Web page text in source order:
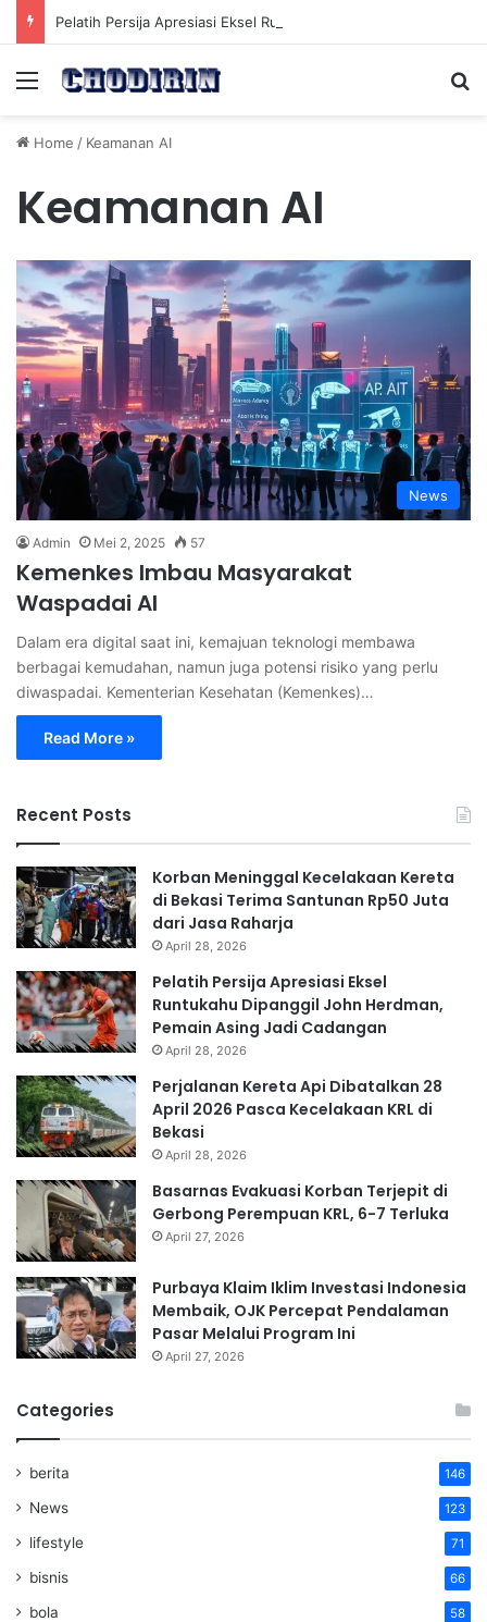
Menu
Home / Keamanan AI
Keamanan AI
News
Admin Mei 2, 2025 57
Kemenkes Imbau Masyarakat
Waspadai AI
Dalam era digital saat ini, kemajuan teknologi membawa
berbagai kemudahan, namun juga potensi risiko yang perlu
diwaspadai. Kementerian Kesehatan (Kemenkes)…
Read More »
Recent Posts
Korban Meninggal Kecelakaan Kereta
di Bekasi Terima Santunan Rp50 Juta
dari Jasa Raharja
April 28, 2026
Pelatih Persija Apresiasi Eksel
Runtukahu Dipanggil John Herdman,
Pemain Asing Jadi Cadangan
April 28, 2026
Perjalanan Kereta Api Dibatalkan 28
April 2026 Pasca Kecelakaan KRL di
Bekasi
April 28, 2026
Basarnas Evakuasi Korban Terjepit di
Gerbong Perempuan KRL, 6-7 Terluka
April 27, 2026
Purbaya Klaim Iklim Investasi Indonesia
Membaik, OJK Percepat Pendalaman
Pasar Melalui Program Ini
April 27, 2026
Categories
berita 146
News 123
lifestyle 71
bisnis 66
bola 58